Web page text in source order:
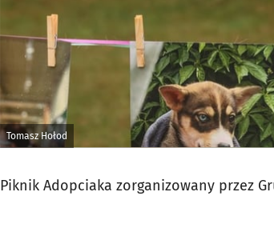
Tomasz Hołod
Piknik Adopciaka zorganizowany przez